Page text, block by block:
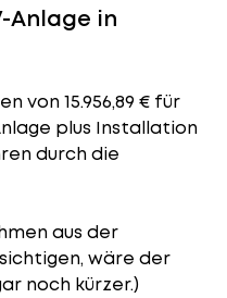
Anlage in
von 15.956,89 € für
plus Installation
durch die
aus der
wäre der
noch kürzer.)